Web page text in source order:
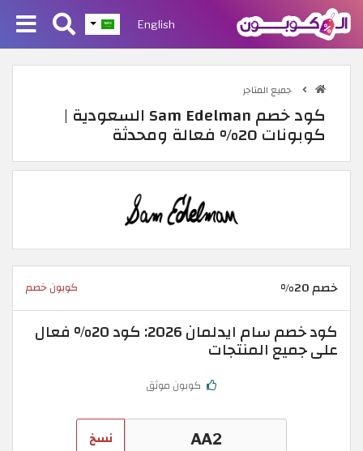
English
جميع المتاجر
كود خصم Sam Edelman السعودية |
كوبونات 20% فعالة ومحدثة
خصم 20% كوبون خصم
كود خصم سام ايدلمان 2026: كود 20% فعال
على جميع المنتجات
كوبون موثق
نسخ